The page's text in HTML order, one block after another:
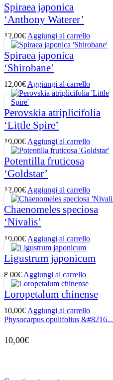
Spiraea japonica
‘Anthony Waterer’
12,00€ Aggiungi al carrello
Spiraea japonica
‘Shirobane’
12,00€ Aggiungi al carrello
Perovskia atriplicifolia
‘Little Spire’
10,00€ Aggiungi al carrello
Potentilla fruticosa
‘Goldstar’
12,00€Aggiungi al carrello
Chaenomeles speciosa
‘Nivalis’
10,00€ Aggiungi al carrello
Ligustrum japonicum
8,00€ Aggiungi al carrello
Loropetalum chinense
10,00€ Aggiungi al carrello
Physocarpus opulifolius &#8216...
10,00€